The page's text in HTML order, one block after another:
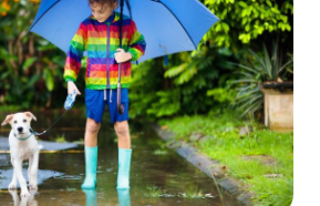
PORADNA